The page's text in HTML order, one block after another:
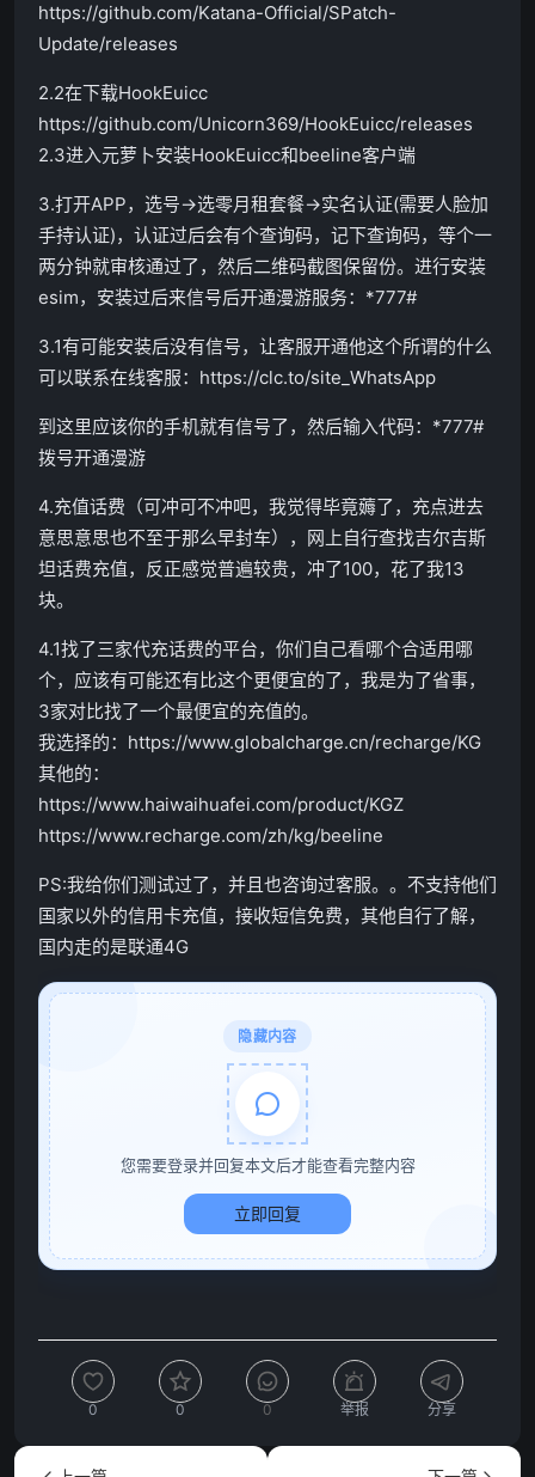
https://github.com/Katana-Official/SPatch-
Update/releases
2.2在下载HookEuicc
https://github.com/Unicorn369/HookEuicc/releases
2.3进入元萝卜安装HookEuicc和beeline客户端
3.打开APP，选号->选零月租套餐->实名认证(需要人脸加
手持认证)，认证过后会有个查询码，记下查询码，等个一
两分钟就审核通过了，然后二维码截图保留份。进行安装
esim，安装过后来信号后开通漫游服务：*777#
3.1有可能安装后没有信号，让客服开通他这个所谓的什么
可以联系在线客服：https://clc.to/site_WhatsApp
到这里应该你的手机就有信号了，然后输入代码：*777#
拨号开通漫游
4.充值话费（可冲可不冲吧，我觉得毕竟薅了，充点进去
意思意思也不至于那么早封车），网上自行查找吉尔吉斯
坦话费充值，反正感觉普遍较贵，冲了100，花了我13
块。
4.1找了三家代充话费的平台，你们自己看哪个合适用哪
个，应该有可能还有比这个更便宜的了，我是为了省事，
3家对比找了一个最便宜的充值的。
我选择的：https://www.globalcharge.cn/recharge/KG
其他的：
https://www.haiwaihuafei.com/product/KGZ
https://www.recharge.com/zh/kg/beeline
PS:我给你们测试过了，并且也咨询过客服。。不支持他们
国家以外的信用卡充值，接收短信免费，其他自行了解，
国内走的是联通4G
隐藏内容
您需要登录并回复本文后才能查看完整内容
立即回复
0 0 0 举报 分享